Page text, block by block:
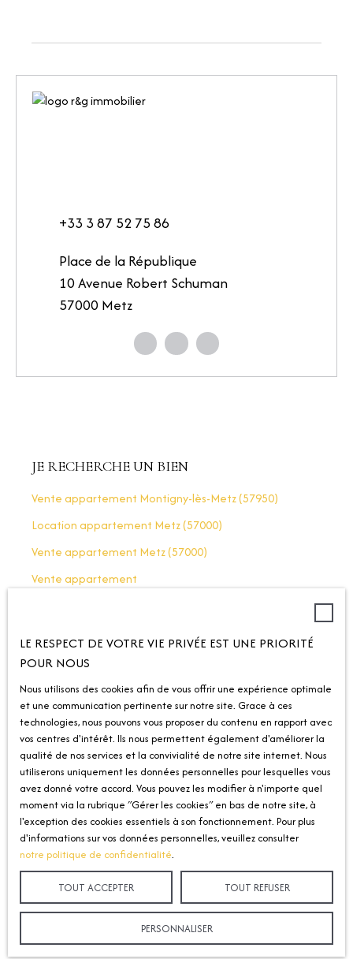
+33 3 87 52 75 86
Place de la République
10 Avenue Robert Schuman
57000 Metz
JE RECHERCHE UN BIEN
Vente appartement Montigny-lès-Metz (57950)
Location appartement Metz (57000)
Vente appartement Metz (57000)
Vente appartement
Location appartement Longeville-lès-Metz (57050)
INFORMATIONS
Nos honoraires
Mentions légales
Politique de confidentialité
Plan du site
Gérer les cookies
Propulsé par
LE RESPECT DE VOTRE VIE PRIVÉE EST UNE PRIORITÉ
POUR NOUS
Nous utilisons des cookies afin de vous offrir une expérience optimale
et une communication pertinente sur notre site. Grace à ces
technologies, nous pouvons vous proposer du contenu en rapport avec
vos centres d'intérêt. Ils nous permettent également d'améliorer la
qualité de nos services et la convivialité de notre site internet. Nous
utiliserons uniquement les données personnelles pour lesquelles vous
avez donné votre accord. Vous pouvez les modifier à n'importe quel
moment via la rubrique ″Gérer les cookies″ en bas de notre site, à
l'exception des cookies essentiels à son fonctionnement. Pour plus
d'informations sur vos données personnelles, veuillez consulter
notre politique de confidentialité.
TOUT ACCEPTER TOUT REFUSER
PERSONNALISER